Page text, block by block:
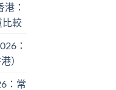
：
比較
：
）
：常